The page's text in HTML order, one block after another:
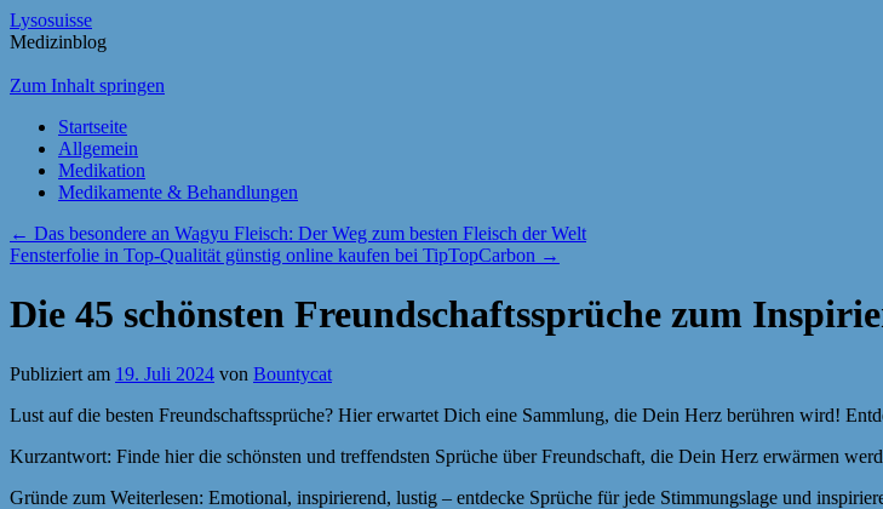
Lysosuisse
Medizinblog
Zum Inhalt springen
Startseite
Allgemein
Medikation
Medikamente & Behandlungen
← Das besondere an Wagyu Fleisch: Der Weg zum besten Fleisch der Welt
Fensterfolie in Top-Qualität günstig online kaufen bei TipTopCarbon →
Die 45 schönsten Freundschaftssprüche zum
Publiziert am 19. Juli 2024 von Bountycat
Lust auf die besten Freundschaftssprüche? Hier erwartet Dich eine Sammlung, die Dein Herz berühren wird!
Kurzantwort: Finde hier die schönsten und treffendsten Sprüche über Freundschaft, die Dein Herz erwärmen
Gründe zum Weiterlesen: Emotional, inspirierend, lustig – entdecke Sprüche für jede Stimmungslage und